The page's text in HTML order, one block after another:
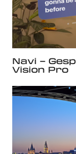
Navi –
Vision Pro